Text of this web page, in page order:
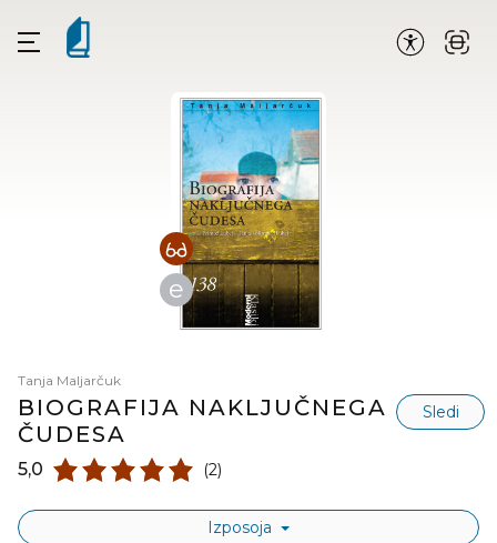
e
Tanja Maljarčuk
BIOGRAFIJA NAKLJUČNEGA
ČUDESA
Sledi
5,0 (2)
Izposoja